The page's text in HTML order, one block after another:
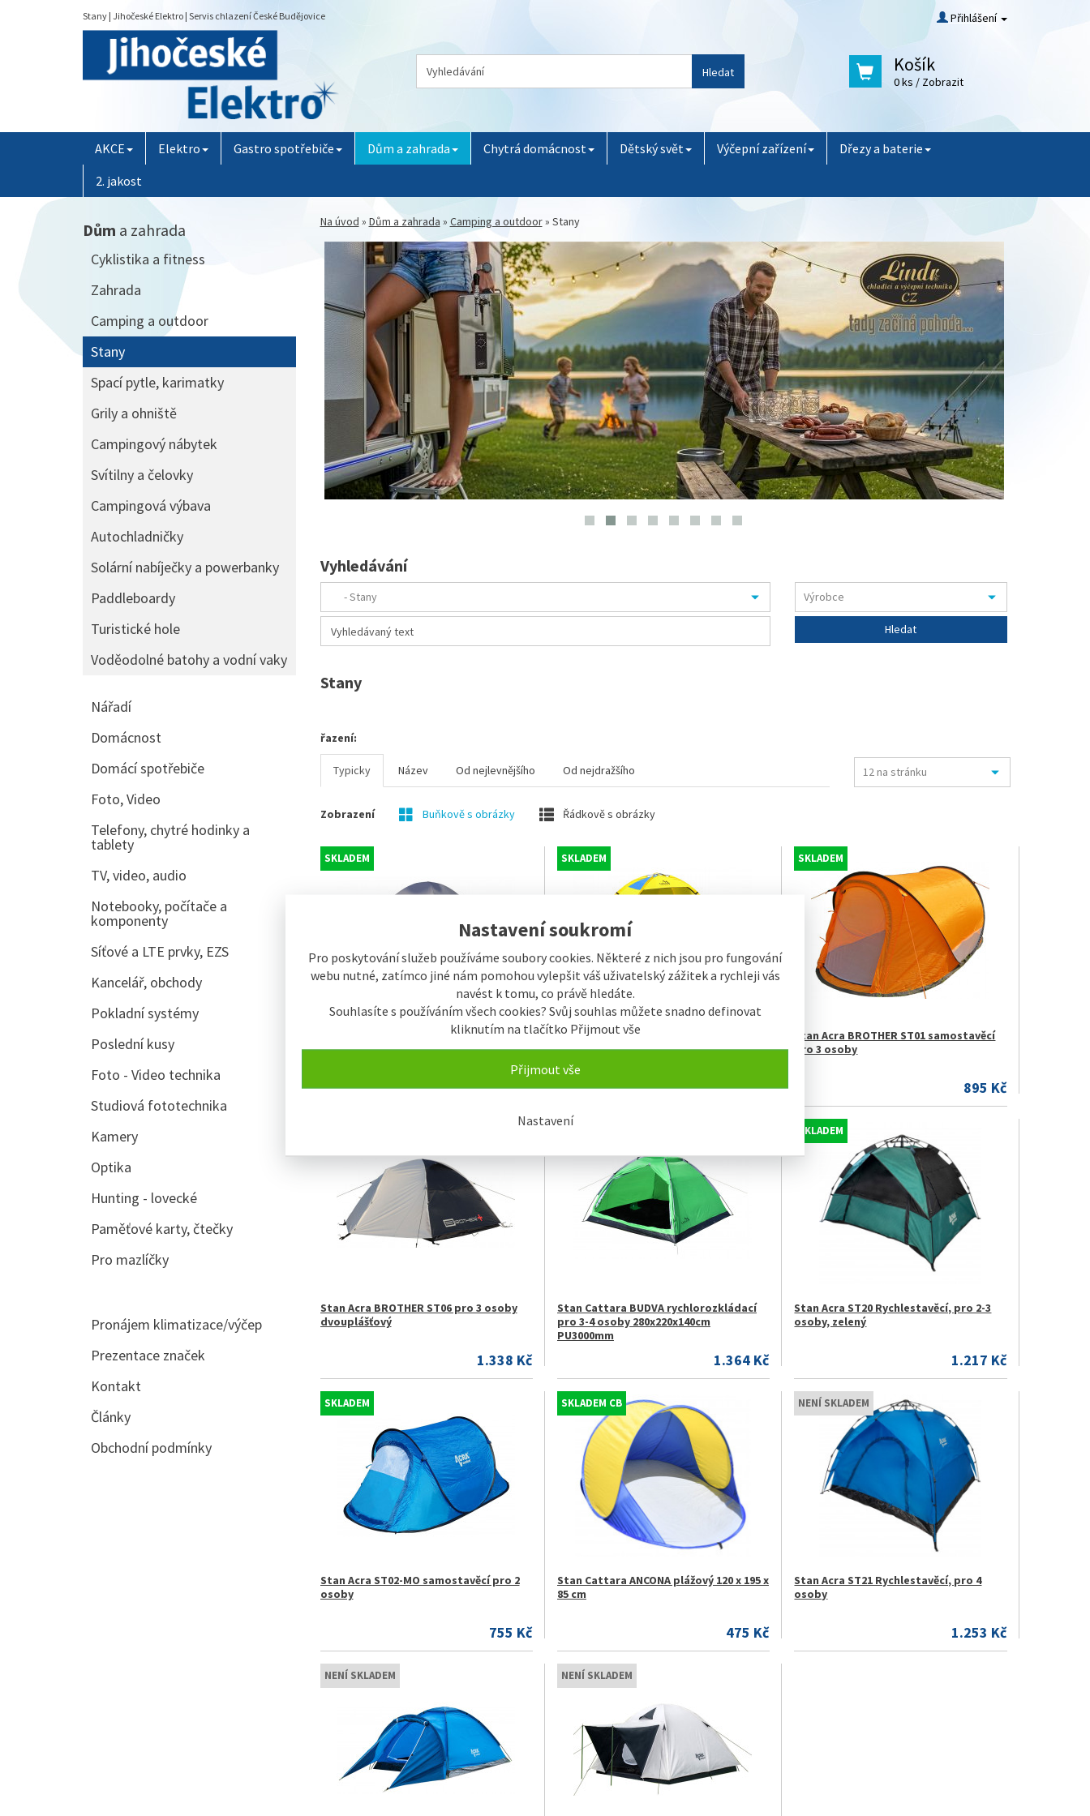
Nastavení soukromí
Pro poskytování služeb používáme soubory cookies. Některé z nich jsou pro fungování
webu nutné, zatímco jiné nám pomohou vylepšit váš uživatelský zážitek a rychleji vás
navést k tomu, co právě hledáte.
Souhlasíte s používáním všech cookies? Svůj souhlas můžete snadno definovat
kliknutím na tlačítko Přijmout vše
Přijmout vše
Nastavení
Stany | Jihočeské Elektro | Servis chlazení České Budějovice Přihlášení
Hledat Košík
0 ks / Zobrazit
AKCE Elektro Gastro spotřebiče Dům a zahrada Chytrá domácnost Dětský svět Výčepní zařízení
Dřezy a baterie
2. jakost
Na úvod » Dům a zahrada » Camping a outdoor» Stany
Vyhledávání
Stany
řazení:
Typicky Název Od nejlevnějšího Od nejdražšího
Zobrazení Buňkově s obrázky Řádkově s obrázky
SKLADEM
Stan Cattara TRENT dvouplášťový pro 3
osoby 210 x 110 x 210 cm
1.295 Kč
SKLADEM
Stan Cattara ZATON plážový 200 x 120 x
120 cm
469 Kč
SKLADEM
Stan Acra BROTHER ST01 samostavěcí
pro 3 osoby
895 Kč
Stan Acra BROTHER ST06 pro 3 osoby
dvouplášťový
1.338 Kč
Stan Cattara BUDVA rychlorozkládací
pro 3-4 osoby 280x220x140cm
PU3000mm
1.364 Kč
SKLADEM
Stan Acra ST20 Rychlestavěcí, pro 2-3
osoby, zelený
1.217 Kč
SKLADEM
Stan Acra ST02-MO samostavěcí pro 2
osoby
755 Kč
SKLADEM CB
Stan Cattara ANCONA plážový 120 x 195 x
85 cm
475 Kč
NENÍ SKLADEM
Stan Acra ST21 Rychlestavěcí, pro 4
osoby
1.253 Kč
NENÍ SKLADEM NENÍ SKLADEM
Dům a zahrada
Cyklistika a fitness
Zahrada
Camping a outdoor
Stany
Spací pytle, karimatky
Grily a ohniště
Campingový nábytek
Svítilny a čelovky
Campingová výbava
Autochladničky
Solární nabíječky a powerbanky
Paddleboardy
Turistické hole
Voděodolné batohy a vodní vaky
Nářadí
Domácnost
Domácí spotřebiče
Foto, Video
Telefony, chytré hodinky a
tablety
TV, video, audio
Notebooky, počítače a
komponenty
Síťové a LTE prvky, EZS
Kancelář, obchody
Pokladní systémy
Poslední kusy
Foto - Video technika
Studiová fototechnika
Kamery
Optika
Hunting - lovecké
Paměťové karty, čtečky
Pro mazlíčky
Pronájem klimatizace/výčep
Prezentace značek
Kontakt
Články
Obchodní podmínky